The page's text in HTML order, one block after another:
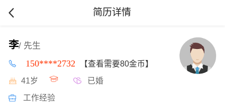
简历详情
李/ 先生
150****2732 【查看需要80金币】
41岁 已婚
工作经验